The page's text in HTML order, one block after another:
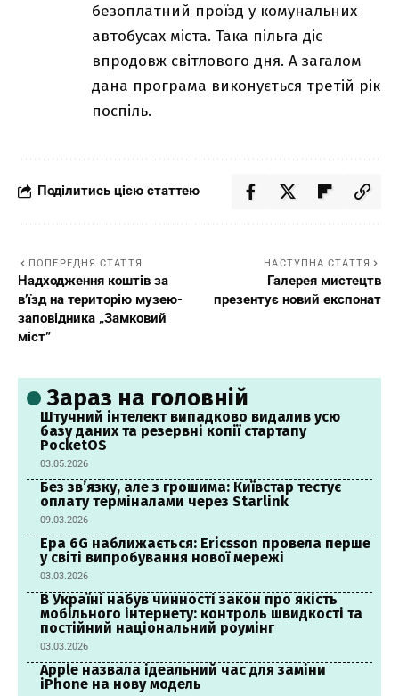
безоплатний проїзд у комунальних
автобусах міста. Така пільга діє
впродовж світлового дня. А загалом
дана програма виконується третій рік
поспіль.
Поділитись цією статтею
ПОПЕРЕДНЯ СТАТТЯ
Надходження коштів за
в’їзд на територію музею-
заповідника „Замковий
міст”
НАСТУПНА СТАТТЯ
Галерея мистецтв
презентує новий експонат
Зараз на головній
Штучний інтелект випадково видалив усю
базу даних та резервні копії стартапу
PocketOS
03.05.2026
Без зв’язку, але з грошима: Київстар тестує
оплату терміналами через Starlink
09.03.2026
Ера 6G наближається: Ericsson провела перше
у світі випробування нової мережі
03.03.2026
В Україні набув чинності закон про якість
мобільного інтернету: контроль швидкості та
постійний національний роумінг
03.03.2026
Apple назвала ідеальний час для заміни
iPhone на нову модель